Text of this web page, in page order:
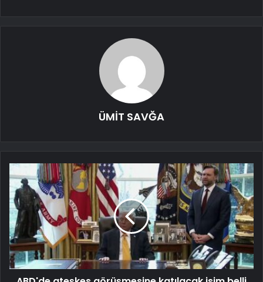
ÜMİT SAVĞA